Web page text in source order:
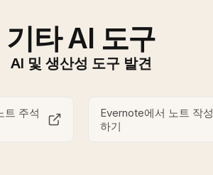
기타 AI 도구
AI 및 생산성 도구 발견
트 주석
Evernote에서 노트 작성
하기